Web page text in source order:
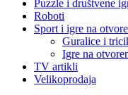
Puzzle i društvene
Roboti
Sport i igre na
Guralice i
Igre na
TV artikli
Velikoprodaja